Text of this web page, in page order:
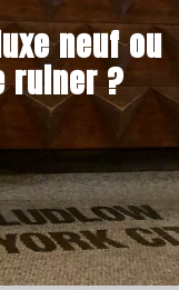
neuf ou
ruiner ?